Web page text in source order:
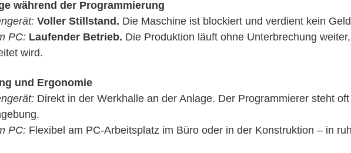
während der Programmierung
Voller Stillstand. Die Maschine ist blockiert und verdient kein
PC: Laufender Betrieb. Die Produktion läuft ohne Unterbrechung
wird.
und Ergonomie
Direkt in der Werkhalle an der Anlage. Der Programmierer steht
PC: Flexibel am PC-Arbeitsplatz im Büro oder in der Konstruktion – in